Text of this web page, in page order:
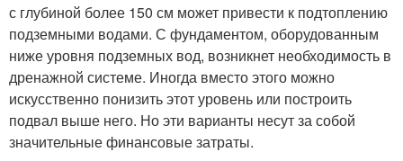
с глубиной более 150 см может привести к подтоплению
подземными водами. С фундаментом, оборудованным
ниже уровня подземных вод, возникнет необходимость в
дренажной системе. Иногда вместо этого можно
искусственно понизить этот уровень или построить
подвал выше него. Но эти варианты несут за собой
значительные финансовые затраты.